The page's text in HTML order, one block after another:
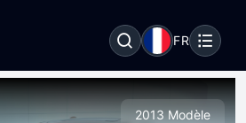
FR
2013 Modèle